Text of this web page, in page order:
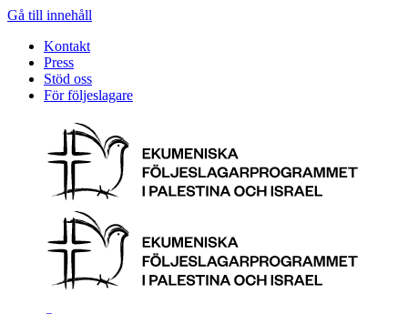
Gå till innehåll
Kontakt
Press
Stöd oss
För följeslagare